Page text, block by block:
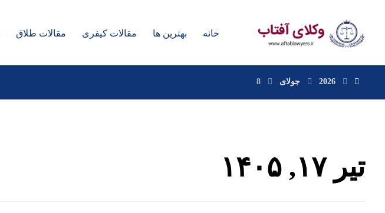
خانه بهترین ها مقالات کیفری مقالات طلاق
2026 جولای 8
تیر ۱۷, ۱۴۰۵